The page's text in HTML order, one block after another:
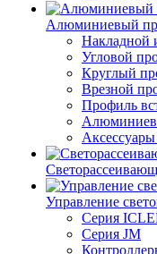
Алюминиевый
Накладной
Угловой
Круглый
Врезной
Профиль
Управление
Серия
Серия JM